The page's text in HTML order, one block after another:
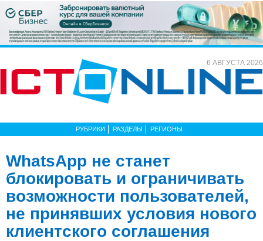
6 АВГУСТА 2026
РУБРИКИ РАЗДЕЛЫ РЕГИОНЫ
WhatsApp не станет
блокировать и ограничивать
возможности пользователей,
не принявших условия нового
клиентского соглашения